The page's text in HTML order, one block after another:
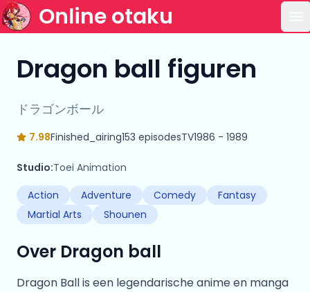
Online otaku
Dragon ball figuren
ドラゴンボール
7.98Finished_airing153 episodesTV1986 - 1989
Studio:Toei Animation
Action
Adventure Comedy
Fantasy
Martial Arts
Shounen
Over Dragon ball
Dragon Ball is een legendarische anime en manga